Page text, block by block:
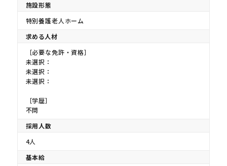
施設形態
特別養護老人ホーム
求める人材
［必要な免許・資格］
未選択：
未選択：
未選択：
［学歴］
不問
採用人数
4人
基本給